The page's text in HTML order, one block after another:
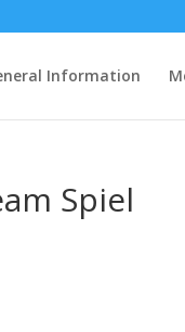
Information
Spiel